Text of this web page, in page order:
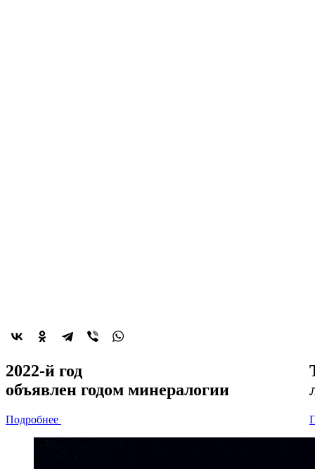
2022-й год
объявлен годом минералогии
Подробнее